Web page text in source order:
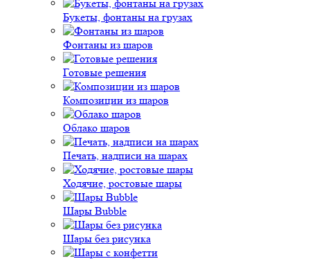
Букеты, фонтаны на грузах
Фонтаны из шаров
Готовые решения
Композиции из шаров
Облако шаров
Печать, надписи на шарах
Ходячие, ростовые шары
Шары Bubble
Шары без рисунка